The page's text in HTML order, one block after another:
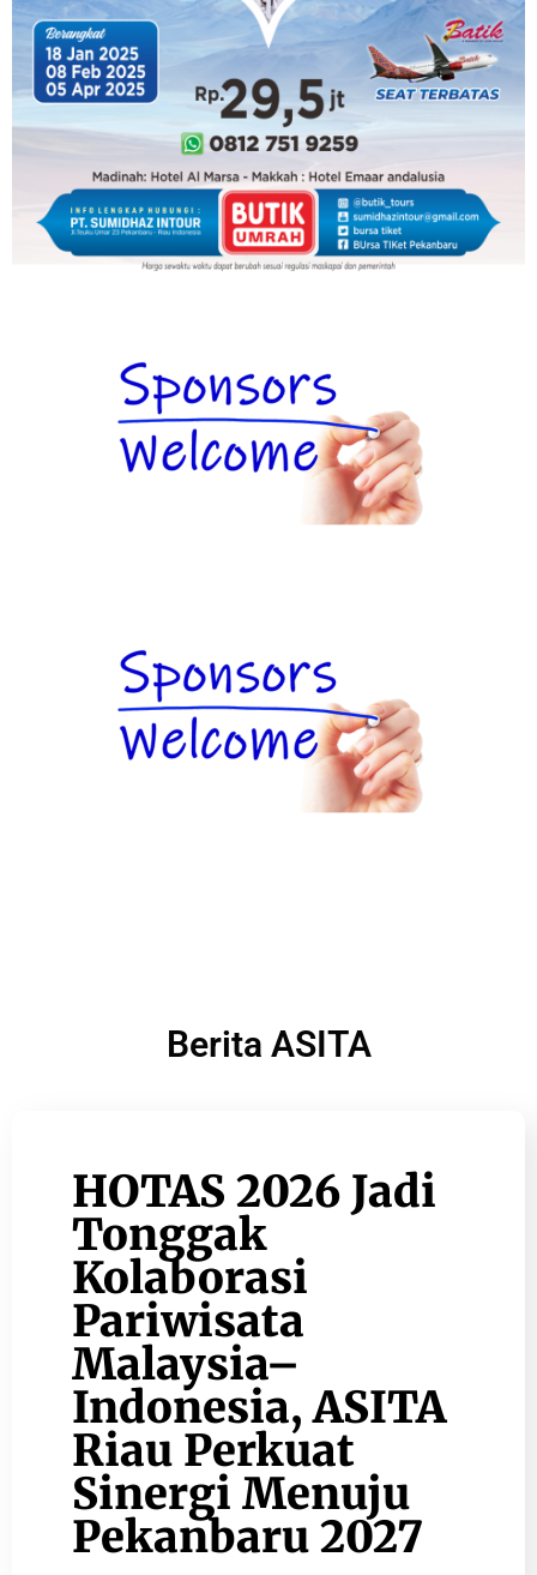
Berita ASITA
HOTAS 2026 Jadi
Tonggak
Kolaborasi
Pariwisata
Malaysia–
Indonesia, ASITA
Riau Perkuat
Sinergi Menuju
Pekanbaru 2027